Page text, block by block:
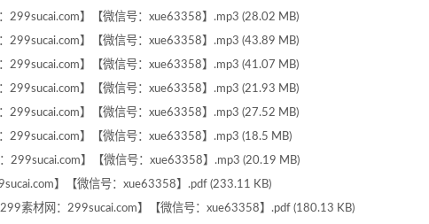
】【微信号：xue63358】.mp3 (28.02 MB)
】【微信号：xue63358】.mp3 (43.89 MB)
】【微信号：xue63358】.mp3 (41.07 MB)
】【微信号：xue63358】.mp3 (21.93 MB)
】【微信号：xue63358】.mp3 (27.52 MB)
】【微信号：xue63358】.mp3 (18.5 MB)
】【微信号：xue63358】.mp3 (20.19 MB)
】【微信号：xue63358】.pdf (233.11 KB)
素材网：299sucai.com】【微信号：xue63358】.pdf (180.13 KB)